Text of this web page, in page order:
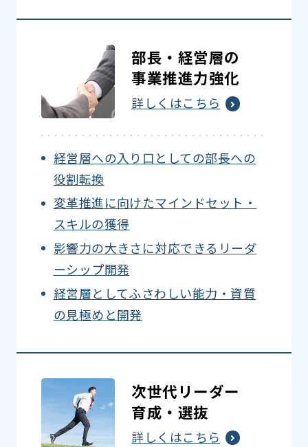
部長・経営層の
事業推進力強化
詳しくはこちら
経営層への入り口としての部長への
役割転換
変革推進に向けたマインドセット・
スキルの獲得
影響力の大きさに対応できるリーダ
ーシップ開発
経営層としてふさわしい能力・資質
の見極めと開発
次世代リーダー
育成・選抜
詳しくはこちら